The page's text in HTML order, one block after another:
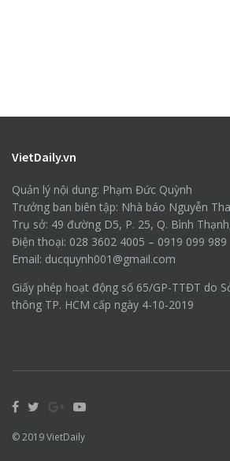
VietDaily.vn
Quản lý nội dung: Phạm Đức Quỳnh
Trưởng ban biên tập: Nhà báo Nguyễn
Trụ sở: 49 đường D5, P. 25, Q. Bình
Điện thoại: 028 3602 4005 – 0919 099 989
Email: ducquynh001@gmail.com
Giấy phép hoạt động số 65/GP-TTĐT do
thông TP. HCM cấp ngày 4-10-2019
© 2019VietDaily